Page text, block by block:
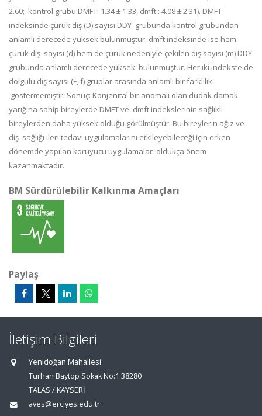
2.60; kontrol grubu DMFT: 1.34 ± 1.33, dmft : 4.08 ± 2.31). DMFT
indeksinde çürük diş (D) sayısı DDY grubunda kontrol grubundan
anlamlı derecede yüksek bulunmuştur. dmft indeksinde ise hem
çürük diş sayısı (d) hem de çürük nedeniyle çekilen diş sayısı (m) DDY
grubunda anlamlı derecede yüksek bulunmuştur. Her iki indekste de
dolgulu diş sayısı (F, f) gruplar arasında anlamlı bir farklılık
göstermemiştir. Sonuç: Konjenital bir anomali olan dudak damak
yarığına sahip bireylerde DMFT ve dmft indekslerinin sağlıklı
bireylerden daha yüksek olduğu görülmüştür. Bu bireylerin ağız ve
diş sağlığı ileri tedavi uygulamalarını etkileyebileceği için erken
dönemde yapılan koruyucu uygulamalar oldukça önem
kazanmaktadır.
BM Sürdürülebilir Kalkınma Amaçları
Paylaş
İletişim Bilgileri
Yenidoğan Mahallesi
Turhan Baytop Sokak No:1 38280
TALAS / KAYSERİ
aves@erciyes.edu.tr